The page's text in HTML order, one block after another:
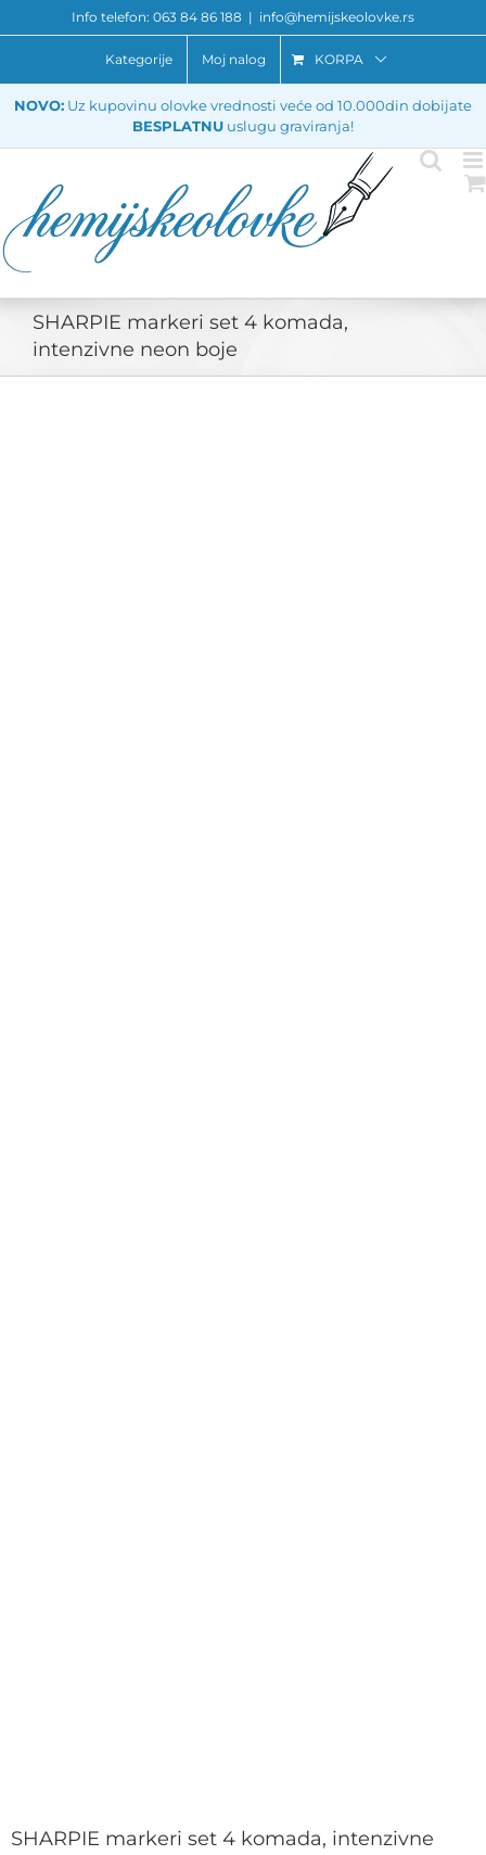
Info telefon: 063 84 86 188 | info@hemijskeolovke.rs
Kategorije Moj nalog KORPA
NOVO: Uz kupovinu olovke vrednosti veće od 10.000din dobijate
BESPLATNU uslugu graviranja!
SHARPIE markeri set 4 komada,
intenzivne neon boje
SHARPIE markeri set 4 komada, intenzivne